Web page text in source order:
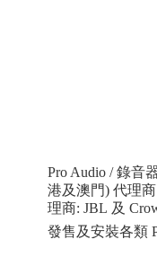
Pro Audio / 錄音
港及澳門) 代理
理商: JBL 及
發售及安裝各類